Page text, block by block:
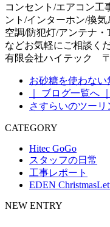
コンセント/エアコン工
ント/インターホン/換
空調/防犯灯/アンテナ
などお気軽にご相談く
有限会社ハイテック 〒
お砂糖を使わな
｜ ブログ一覧へ ｜
さすらいのツー
CATEGORY
Hitec GoGo
スタッフの日常
工事レポート
EDEN
NEW ENTRY